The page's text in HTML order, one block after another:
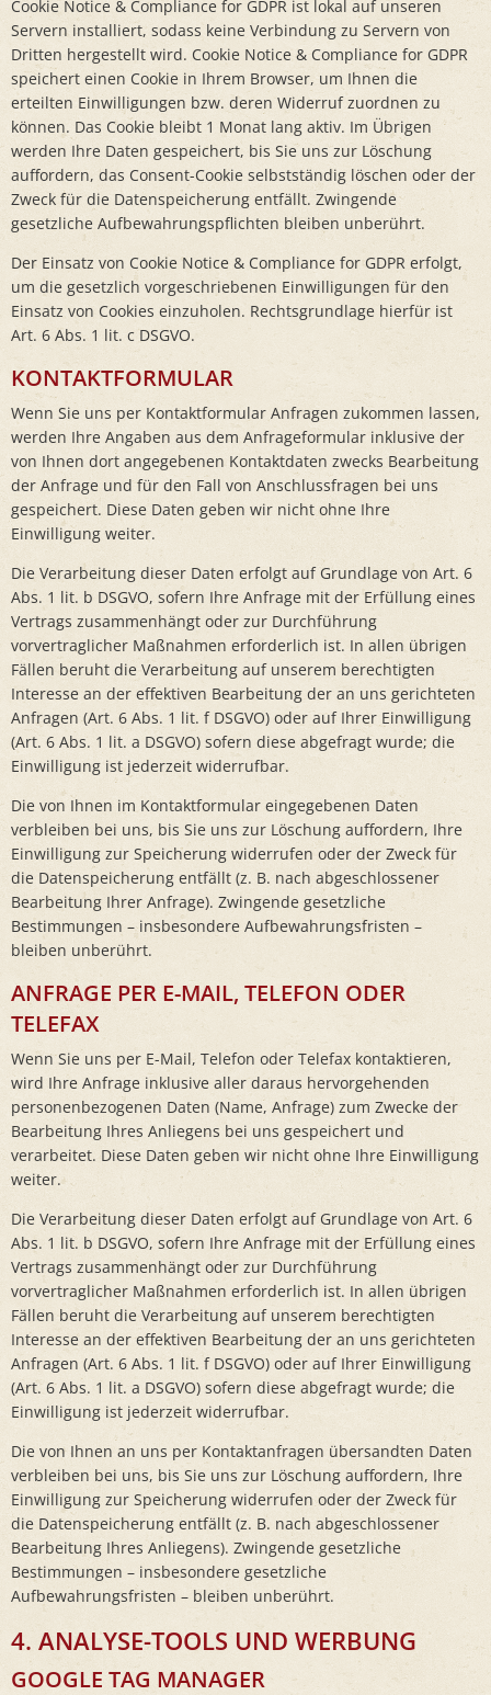
Cookie Notice & Compliance for GDPR ist lokal auf unseren
Servern installiert, sodass keine Verbindung zu Servern von
Dritten hergestellt wird. Cookie Notice & Compliance for GDPR
speichert einen Cookie in Ihrem Browser, um Ihnen die
erteilten Einwilligungen bzw. deren Widerruf zuordnen zu
können. Das Cookie bleibt 1 Monat lang aktiv. Im Übrigen
werden Ihre Daten gespeichert, bis Sie uns zur Löschung
auffordern, das Consent-Cookie selbstständig löschen oder der
Zweck für die Datenspeicherung entfällt. Zwingende
gesetzliche Aufbewahrungspflichten bleiben unberührt.
Der Einsatz von Cookie Notice & Compliance for GDPR erfolgt,
um die gesetzlich vorgeschriebenen Einwilligungen für den
Einsatz von Cookies einzuholen. Rechtsgrundlage hierfür ist
Art. 6 Abs. 1 lit. c DSGVO.
KONTAKTFORMULAR
Wenn Sie uns per Kontaktformular Anfragen zukommen lassen,
werden Ihre Angaben aus dem Anfrageformular inklusive der
von Ihnen dort angegebenen Kontaktdaten zwecks Bearbeitung
der Anfrage und für den Fall von Anschlussfragen bei uns
gespeichert. Diese Daten geben wir nicht ohne Ihre
Einwilligung weiter.
Die Verarbeitung dieser Daten erfolgt auf Grundlage von Art. 6
Abs. 1 lit. b DSGVO, sofern Ihre Anfrage mit der Erfüllung eines
Vertrags zusammenhängt oder zur Durchführung
vorvertraglicher Maßnahmen erforderlich ist. In allen übrigen
Fällen beruht die Verarbeitung auf unserem berechtigten
Interesse an der effektiven Bearbeitung der an uns gerichteten
Anfragen (Art. 6 Abs. 1 lit. f DSGVO) oder auf Ihrer Einwilligung
(Art. 6 Abs. 1 lit. a DSGVO) sofern diese abgefragt wurde; die
Einwilligung ist jederzeit widerrufbar.
Die von Ihnen im Kontaktformular eingegebenen Daten
verbleiben bei uns, bis Sie uns zur Löschung auffordern, Ihre
Einwilligung zur Speicherung widerrufen oder der Zweck für
die Datenspeicherung entfällt (z. B. nach abgeschlossener
Bearbeitung Ihrer Anfrage). Zwingende gesetzliche
Bestimmungen – insbesondere Aufbewahrungsfristen –
bleiben unberührt.
ANFRAGE PER E-MAIL, TELEFON ODER
TELEFAX
Wenn Sie uns per E-Mail, Telefon oder Telefax kontaktieren,
wird Ihre Anfrage inklusive aller daraus hervorgehenden
personenbezogenen Daten (Name, Anfrage) zum Zwecke der
Bearbeitung Ihres Anliegens bei uns gespeichert und
verarbeitet. Diese Daten geben wir nicht ohne Ihre Einwilligung
weiter.
Die Verarbeitung dieser Daten erfolgt auf Grundlage von Art. 6
Abs. 1 lit. b DSGVO, sofern Ihre Anfrage mit der Erfüllung eines
Vertrags zusammenhängt oder zur Durchführung
vorvertraglicher Maßnahmen erforderlich ist. In allen übrigen
Fällen beruht die Verarbeitung auf unserem berechtigten
Interesse an der effektiven Bearbeitung der an uns gerichteten
Anfragen (Art. 6 Abs. 1 lit. f DSGVO) oder auf Ihrer Einwilligung
(Art. 6 Abs. 1 lit. a DSGVO) sofern diese abgefragt wurde; die
Einwilligung ist jederzeit widerrufbar.
Die von Ihnen an uns per Kontaktanfragen übersandten Daten
verbleiben bei uns, bis Sie uns zur Löschung auffordern, Ihre
Einwilligung zur Speicherung widerrufen oder der Zweck für
die Datenspeicherung entfällt (z. B. nach abgeschlossener
Bearbeitung Ihres Anliegens). Zwingende gesetzliche
Bestimmungen – insbesondere gesetzliche
Aufbewahrungsfristen – bleiben unberührt.
4. ANALYSE-TOOLS UND WERBUNG
GOOGLE TAG MANAGER